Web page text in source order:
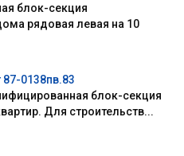
блок-секция
рядовая левая на 10
87-0138пв.83
блок-секция
Для строительств...